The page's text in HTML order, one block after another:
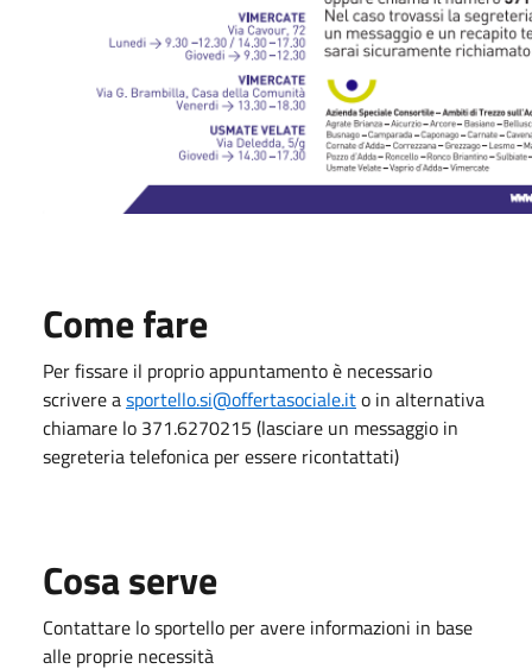
Come fare
Per fissare il proprio appuntamento è necessario
scrivere asportello.si@offertasociale.ito in alternativa
chiamare lo 371.6270215 (lasciare un messaggio in
segreteria telefonica per essere ricontattati)
Cosa serve
Contattare lo sportello per avere informazioni in base
alle proprie necessità